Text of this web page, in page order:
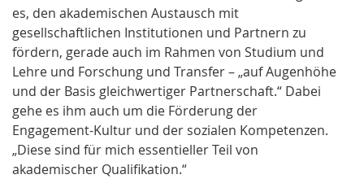
es, den akademischen Austausch mit
gesellschaftlichen Institutionen und Partnern zu
fördern, gerade auch im Rahmen von Studium und
Lehre und Forschung und Transfer – „auf Augenhöhe
und der Basis gleichwertiger Partnerschaft.“ Dabei
gehe es ihm auch um die Förderung der
Engagement-Kultur und der sozialen Kompetenzen.
„Diese sind für mich essentieller Teil von
akademischer Qualifikation.“